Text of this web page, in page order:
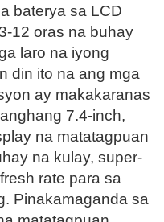
baterya sa LCD
12 oras na buhay
laro na iyong
din ito na ang mga
ay makakaranas
7.4-inch,
na matatagpuan
na kulay, super-
rate para sa
Pinakamaganda sa